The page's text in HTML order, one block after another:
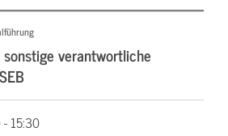
verantwortliche
15:30